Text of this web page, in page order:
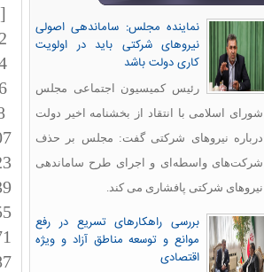
نماینده مجلس: ساماندهی اصولی
نیروهای شرکتی باید در اولویت
کاری دولت باشد
رئیس کمیسیون اجتماعی مجلس
شورای اسلامی با انتقاد از بخشنامه اخیر دولت
درباره نیروهای شرکتی گفت: مجلس بر حذف
شرکت‌های واسطه‌ای و اجرای طرح ساماندهی
نیروهای شرکتی پافشاری می کند.
بررسی راهکارهای تسریع در رفع
موانع و توسعه مناطق آزاد و ویژه
اقتصادی